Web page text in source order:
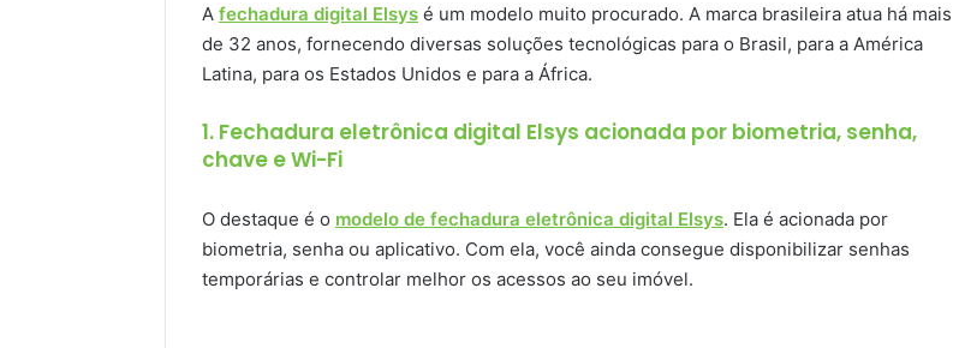
A fechadura digital Elsys é um modelo muito procurado. A marca brasileira atua há mais
de 32 anos, fornecendo diversas soluções tecnológicas para o Brasil, para a América
Latina, para os Estados Unidos e para a África.
1. Fechadura eletrônica digital Elsys acionada por biometria, senha,
chave e Wi-Fi
O destaque é o modelo de fechadura eletrônica digital Elsys. Ela é acionada por
biometria, senha ou aplicativo. Com ela, você ainda consegue disponibilizar senhas
temporárias e controlar melhor os acessos ao seu imóvel.